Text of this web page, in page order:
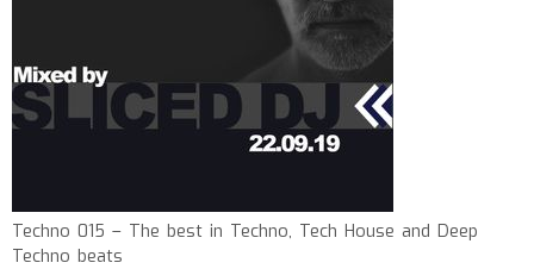
Techno 015 – The best in Techno, Tech House and Deep
Techno beats